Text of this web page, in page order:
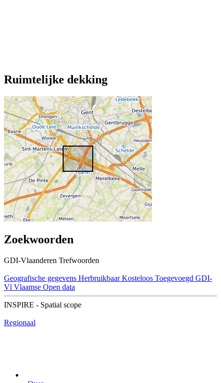
Ruimtelijke dekking
Zoekwoorden
GDI-Vlaanderen Trefwoorden
Geografische gegevens Herbruikbaar Kosteloos Toegevoegd GDI-
Vl Vlaamse Open data
INSPIRE - Spatial scope
Regionaal